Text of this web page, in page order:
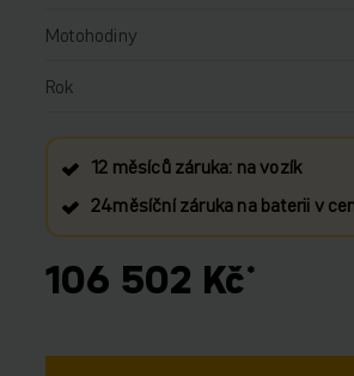
Motohodiny
Rok
12 měsíců záruka: na vozík
24měsíční záruka na baterii v
106 502 Kč